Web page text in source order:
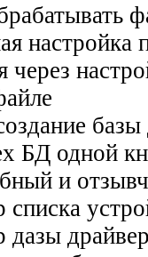
через
БД одной
и
списка